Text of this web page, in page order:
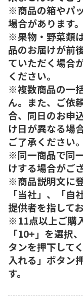
※商品の箱やパ
場合があります。
※果物・野菜類
品のお届けが前
ていただく場合
ください。
※複数商品の一
ん。また、ご依
合、同日のお申
け日が異なる場
ご了承ください。
※同一商品で同
けする場合がご
※商品説明文に
「当社」、「自
提供者を指してお
※11点以上ご購
「10+」を選択
タンを押下して
入れる」ボタン
す。